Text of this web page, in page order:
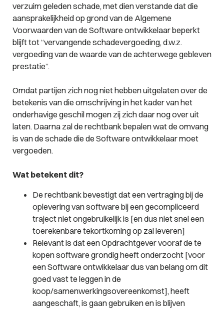
verzuim geleden schade, met dien verstande dat die
aansprakelijkheid op grond van de Algemene
Voorwaarden van de Software ontwikkelaar beperkt
blijft tot “vervangende schadevergoeding, d.w.z.
vergoeding van de waarde van de achterwege gebleven
prestatie”.
Omdat partijen zich nog niet hebben uitgelaten over de
betekenis van die omschrijving in het kader van het
onderhavige geschil mogen zij zich daar nog over uit
laten. Daarna zal de rechtbank bepalen wat de omvang
is van de schade die de Software ontwikkelaar moet
vergoeden.
Wat betekent dit?
De rechtbank bevestigt dat een vertraging bij de
oplevering van software bij een gecompliceerd
traject niet ongebruikelijk is [en dus niet snel een
toerekenbare tekortkoming op zal leveren]
Relevant is dat een Opdrachtgever vooraf de te
kopen software grondig heeft onderzocht [voor
een Software ontwikkelaar dus van belang om dit
goed vast te leggen in de
koop/samenwerkingsovereenkomst], heeft
aangeschaft, is gaan gebruiken en is blijven